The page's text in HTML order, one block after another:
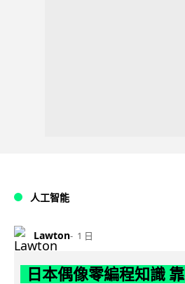
人工智能
Lawton 1 日
日本偶像零編程知識